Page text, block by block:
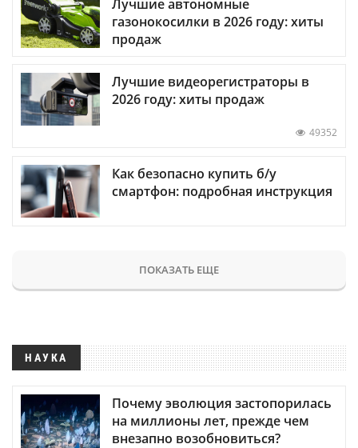
Лучшие автономные
газонокосилки в 2026 году: хиты
продаж
Лучшие видеорегистраторы в
2026 году: хиты продаж
49352
Как безопасно купить б/у
смартфон: подробная инструкция
ПОКАЗАТЬ ЕЩЕ
НАУКА
Почему эволюция застопорилась
на миллионы лет, прежде чем
внезапно возобновиться?